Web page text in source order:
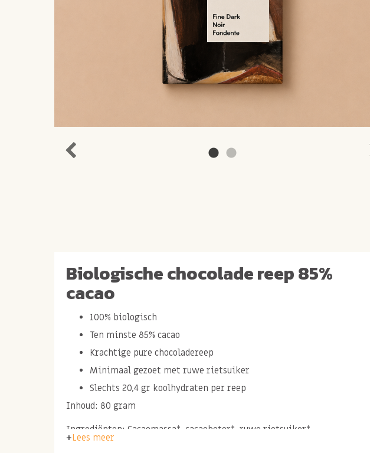
Biologische chocolade reep 85%
cacao
100% biologisch
Ten minste 85% cacao
Krachtige pure chocoladereep
Minimaal gezoet met ruwe rietsuiker
Slechts 20,4 gr koolhydraten per reep
Inhoud: 80 gram
Ingrediënten: Cacaomassa*, cacaoboter*, ruwe rietsuiker*.
Lees meer